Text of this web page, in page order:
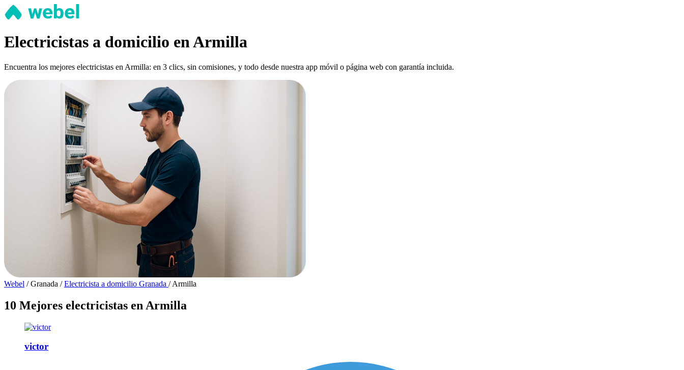
Electricistas a domicilio en Armilla
Encuentra los mejores electricistas en Armilla: en 3 clics, sin comisiones, y todo desde nuestra app móvil o página web con garantía incluida.
Webel / Granada / Electricista a domicilio Granada / Armilla
10 Mejores electricistas en Armilla
victor